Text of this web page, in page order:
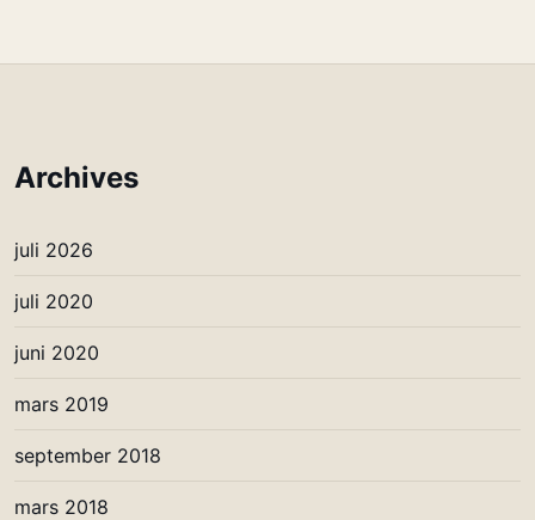
inlägg
Archives
juli 2026
juli 2020
juni 2020
mars 2019
september 2018
mars 2018